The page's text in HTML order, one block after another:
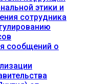
этики и
сотрудника
сообщений о